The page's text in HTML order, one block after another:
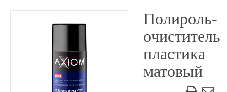
Полироль-
очиститель
пластика
матовый